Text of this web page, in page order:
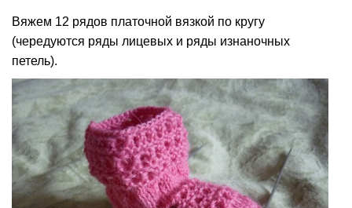
Вяжем 12 рядов платочной вязкой по кругу
(чередуются ряды лицевых и ряды изнаночных
петель).